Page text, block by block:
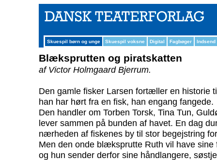
Skuespil børn og unge Skuespil voksne Digital Fagbøger Indsend
Blæksprutten og piratskatten
af Victor Holmgaard Bjerrum.
Den gamle fisker Larsen fortæller en historie
han har hørt fra en fisk, han engang fangede.
Den handler om Torben Torsk, Tina Tun,
lever sammen på bunden af havet. En dag
nærheden af fiskenes by til stor begejstring
Men den onde blæksprutte Ruth vil have
og hun sender derfor sine håndlangere,